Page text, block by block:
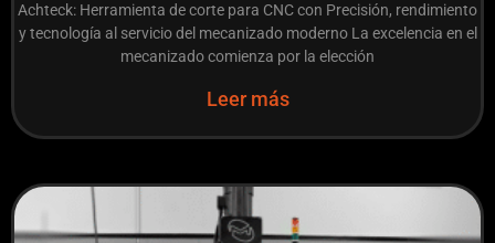
Achteck: Herramienta de corte para CNC con Precisión, rendimiento
y tecnología al servicio del mecanizado moderno La excelencia en el
mecanizado comienza por la elección
Leer más